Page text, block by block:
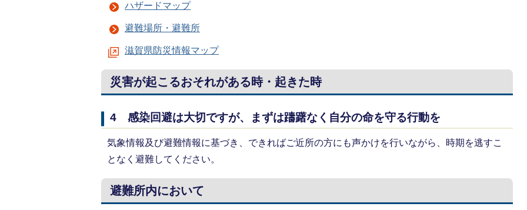
ハザードマップ
避難場所・避難所
滋賀県防災情報マップ
災害が起こるおそれがある時・起きた時
4 感染回避は大切ですが、まずは躊躇なく自分の命を守る行動を
気象情報及び避難情報に基づき、できればご近所の方にも声かけを行いながら、時期を逃すこ
となく避難してください。
避難所内において